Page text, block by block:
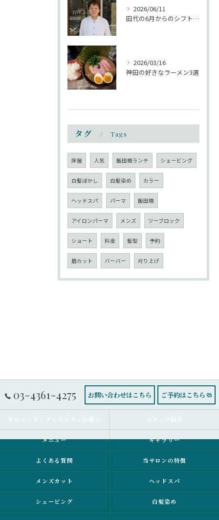
2026/06/11
田代の6月からのシフトについて
2026/03/16
神田の好きなラーメン3選
タグ Tags
床屋 人気 飯田橋ランチ シェービング
白髪ぼかし 白髪染め カラー
ヘッドスパ パーマ 飯田橋
アイロンパーマ メンズ ツーブロック
ショート 料金 髪型 予約
眉カット バーバー 刈り上げ
03-4361-4275 お問い合わせはこちら ご予約はこちら
サロン・ド・ラッポルティの想い スタッフ紹介
メニュー ギャラリー
よくある質問 当サロンの特徴
メンズカット ヘッドスパ
シェービング 白髪染め